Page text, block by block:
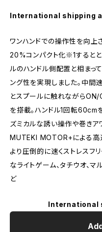
International shipping
ワンハンドでの操作性を向上
20%コンパクト化※1すると
ルのハンドル側配置と相まっ
ング性を実現しました。中間
とスプールに触れながらON/
を搭載。ハンドル1回転60cm
ズミカルな誘い操作や巻きア
MUTEKI MOTOR+による高
より圧倒的に速くストレスフ
なライトゲーム、タチウオ、マ
ど
International